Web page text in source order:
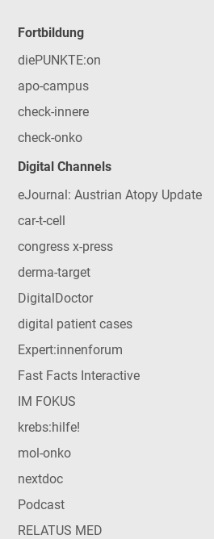
Fortbildung
diePUNKTE:on
apo-campus
check-innere
check-onko
Digital Channels
eJournal: Austrian Atopy Update
car-t-cell
congress x-press
derma-target
DigitalDoctor
digital patient cases
Expert:innenforum
Fast Facts Interactive
IM FOKUS
krebs:hilfe!
mol-onko
nextdoc
Podcast
RELATUS MED